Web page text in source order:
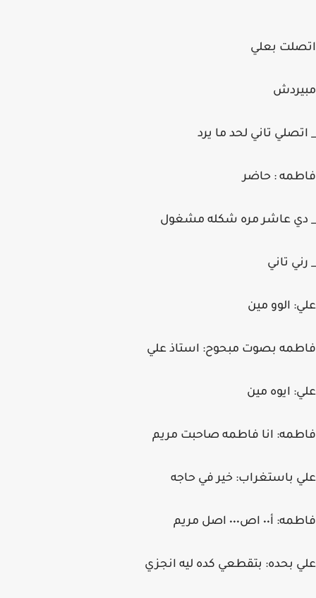
اتصلت بعلي
مبيردش
_ اتصلي تاني لحد ما يرد
فاطمه : حاضر
_ دي عاشر مره شكله مشغول
_ رني تاني
علي: الوو مين
فاطمه بصوت مبحوح: استاذ علي
علي: ايوه مين
فاطمه: انا فاطمه صاحبت مريم
علي باستغراب: خير في حاجه
فاطمه: أ٠٠ اص٠٠٠ اصل مريم
علي بحده: بتقطعي كده ليه انجزي